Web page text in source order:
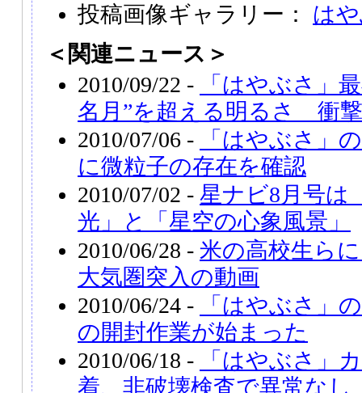
投稿画像ギャラリー： は
＜関連ニュース＞
2010/09/22 -
「はやぶさ」
名月”を超える明るさ 衝
2010/07/06 -
「はやぶさ」
に微粒子の存在を確認
2010/07/02 - 星ナビ8月号は
光」と「星空の心象風景」
2010/06/28 - 米の高校生ら
大気圏突入の動画
2010/06/24 -
「はやぶさ」
の開封作業が始まった
2010/06/18 -
「はやぶさ」
着、非破壊検査で異常なし